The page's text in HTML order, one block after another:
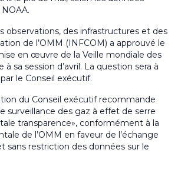
observations, des infrastructures et des
de l’OMM (INFCOM) a approuvé le
en œuvre de la Veille mondiale des
sa session d’avril. La question sera à
le Conseil exécutif.
du Conseil exécutif recommande
surveillance des gaz à effet de serre
transparence», conformément à la
de l’OMM en faveur de l’échange
sans restriction des données sur le